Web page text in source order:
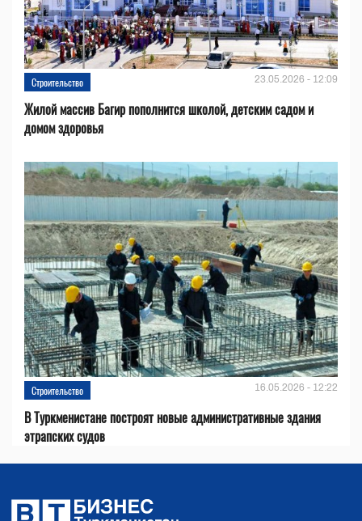
Строительство 23.05.2026 - 12:09
Жилой массив Багир пополнится школой, детским садом и
домом здоровья
Строительство 16.05.2026 - 12:22
В Туркменистане построят новые административные здания
этрапских судов